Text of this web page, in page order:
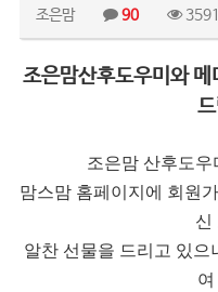
조은맘 90
조은맘산후도우미와 메
조은맘 산후도
맘스맘 홈페이지에 회원
신
알찬 선물을 드리고 있으